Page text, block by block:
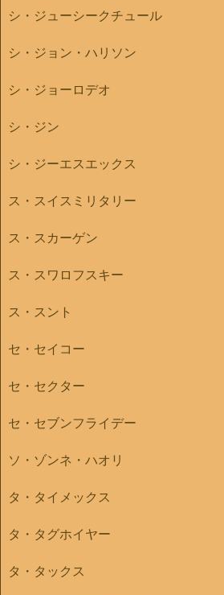
シ・ジューシークチュール
シ・ジョン・ハリソン
シ・ジョーロデオ
シ・ジン
シ・ジーエスエックス
ス・スイスミリタリー
ス・スカーゲン
ス・スワロフスキー
ス・スント
セ・セイコー
セ・セクター
セ・セブンフライデー
ソ・ゾンネ・ハオリ
タ・タイメックス
タ・タグホイヤー
タ・タックス